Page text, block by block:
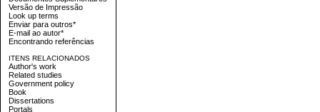
Versão de Impressão
Look up terms
Enviar para outros*
E-mail ao autor*
Encontrando referências
ITENS RELACIONADOS
Author's work
Related studies
Government policy
Book
Dissertations
Portals